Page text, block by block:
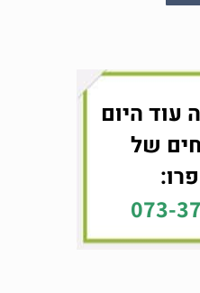
עוד היום
של
073-